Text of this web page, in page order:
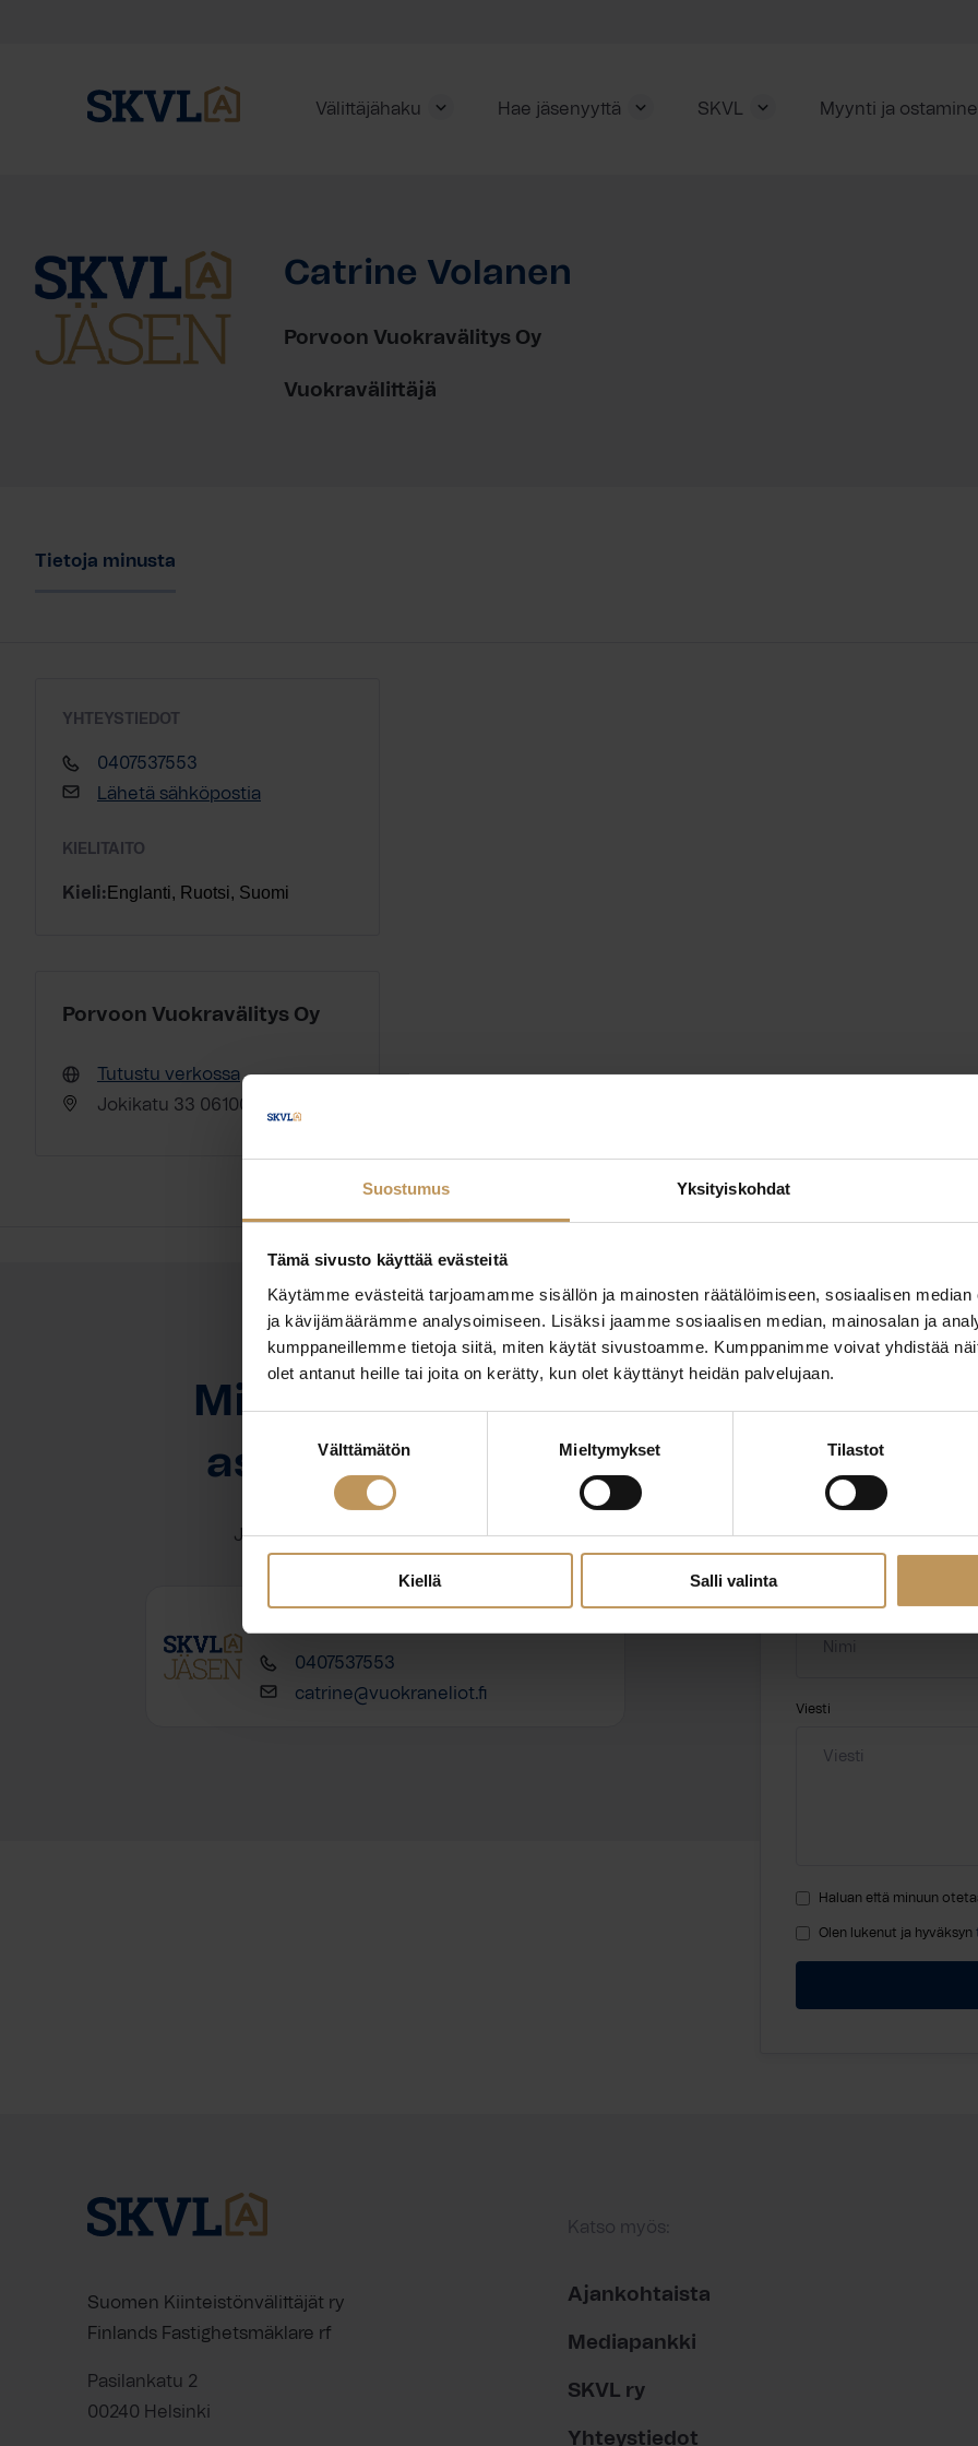
Suostumus Yksityiskohdat
Tämä sivusto käyttää evästeitä
Käytämme evästeitä tarjoamamme sisällön ja mainosten räätälöimiseen, sosiaalisen
ja kävijämäärämme analysoimiseen. Lisäksi jaamme sosiaalisen median, mainosalan ja
kumppaneillemme tietoja siitä, miten käytät sivustoamme. Kumppanimme voivat yhdistää
olet antanut heille tai joita on kerätty, kun olet käyttänyt heidän palvelujaan.
Välttämätön Mieltymykset Tilastot
Kiellä Salli valinta
Välittäjähaku Hae jäsenyyttä SKVL Myynti ja
Catrine Volanen
Porvoon Vuokravälitys Oy
Vuokravälittäjä
Tietoja minusta
YHTEYSTIEDOT
0407537553
Lähetä sähköpostia
KIELITAITO
Kieli: Englanti, Ruotsi, Suomi
Porvoon Vuokravälitys Oy
Tutustu verkossa
Jokikatu 33 06100 Porvoo
OTA YHTEYTTÄ
Miten voin auttaa
asuntoasioissa?
Jätä yhteystietosi, niin otan yhteyttä
0407537553
catrine@vuokraneliot.fi
Viesti
Haluan että minuun
Olen lukenut ja hyväksyn
Suomen Kiinteistönvälittäjät ry
Finlands Fastighetsmäklare rf
Pasilankatu 2
00240 Helsinki
Katso myös:
Ajankohtaista
Mediapankki
SKVL ry
Yhteystiedot